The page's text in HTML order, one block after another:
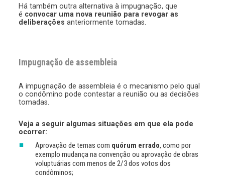
Há também outra alternativa à impugnação, que
é convocar uma nova reunião para revogar as
deliberações anteriormente tomadas.
Impugnação de assembleia
A impugnação de assembleia é o mecanismo pelo qual
o condômino pode contestar a reunião ou as decisões
tomadas.
Veja a seguir algumas situações em que ela pode
ocorrer:
Aprovação de temas com quórum errado, como por
exemplo mudança na convenção ou aprovação de obras
voluptuárias com menos de 2/3 dos votos dos
condôminos;